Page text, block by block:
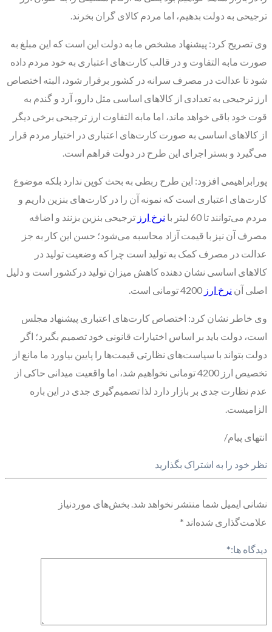
ترجیحی به دولت بدهیم، اما مردم کالای گران بخرند.
وی تصریح کرد: پیشنهاد مشخص ما به دولت این است که این مبلغ به
صورت مابه التفاوت و در قالب کارت‌های اعتباری به خود مردم داده
شود تا عدالت در مصرف سرانه در کشور برقرار شود، البته اختصاص
ارز ترجیحی به تعدادی از کالا‌های اساسی مثل دارو، آرد و گندم به
قوت خود باقی خواهد ماند، اما مابه التفاوت ارز ترجیحی برخی دیگر
از کالا‌های اساسی به صورت کارت‌های اعتباری در اختیار مردم قرار
می‌گیرد و بستر اجرای این طرح در دولت فراهم است.
پورابراهیمی افزود: این طرح ربطی به بحث کوپن ندارد بلکه موضوع
کارت‌های اعتباری است که نمونه آن را در کارت‌های بنزین داریم و
مردم می‌توانند تا 60 لیتر با
نرخ ارز ترجیحی بنزین بزنند و اضافه
مصرف آن نیز با قیمت آزاد محاسبه می‌شود؛ حسن این کار به جز
عدالت در مصرف کمک به تولید است چرا که وضعیت تولید در
کالا‌های اساسی نشان دهنده کاهش میزان تولید درکشور است و دلیل
اصلی آن نرخ ارز
وی خاطر نشان کرد: اختصاص کارت‌های اعتباری پیشنهاد مجلس
است، دولت باید بر اساس اختیارات قانونی خود تصمیم بگیرد؛ اگر
دولت بتواند با سیاست‌های نظارتی قیمت‌ها را پایین بیاورد ما مانع از
تخصیص ارز 4200 تومانی نخواهیم شد، اما واقعیت میدانی حاکی از
عدم نظارت جدی بر بازار دارد لذا تصمیم‌گیری جدی در این باره
الزامیست.
انتهای پیام/
نظر خود را به اشتراک بگذارید
نشانی ایمیل شما منتشر نخواهد شد. بخش‌های موردنیاز
علامت‌گذاری شده‌اند *
دیدگاه ها:*